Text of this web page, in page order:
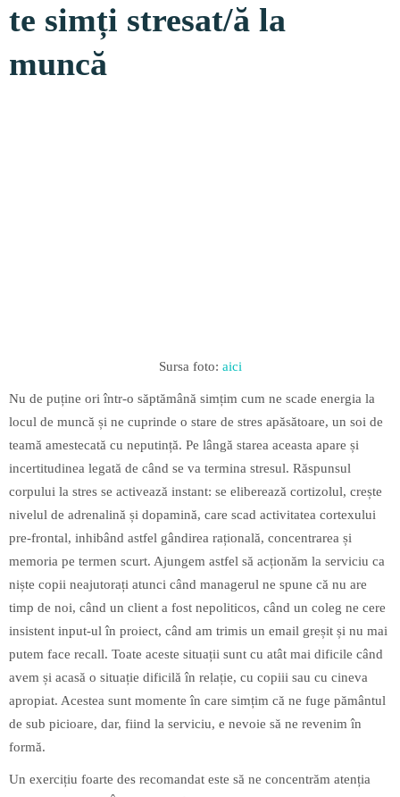
te simți stresat/ă la
muncă
Sursa foto: aici
Nu de puține ori într-o săptămână simțim cum ne scade energia la
locul de muncă și ne cuprinde o stare de stres apăsătoare, un soi de
teamă amestecată cu neputință. Pe lângă starea aceasta apare și
incertitudinea legată de când se va termina stresul. Răspunsul
corpului la stres se activează instant: se eliberează cortizolul, crește
nivelul de adrenalină și dopamină, care scad activitatea cortexului
pre-frontal, inhibând astfel gândirea rațională, concentrarea și
memoria pe termen scurt. Ajungem astfel să acționăm la serviciu ca
niște copii neajutorați atunci când managerul ne spune că nu are
timp de noi, când un client a fost nepoliticos, când un coleg ne cere
insistent input-ul în proiect, când am trimis un email greșit și nu mai
putem face recall. Toate aceste situații sunt cu atât mai dificile când
avem și acasă o situație dificilă în relație, cu copiii sau cu cineva
apropiat. Acestea sunt momente în care simțim că ne fuge pământul
de sub picioare, dar, fiind la serviciu, e nevoie să ne revenim în
formă.
Un exercițiu foarte des recomandat este să ne concentrăm atenția